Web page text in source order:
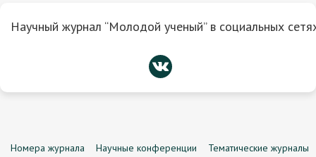
Научный журнал “Молодой ученый” в социальных
Номера журнала Научные конференции Тематические журналы